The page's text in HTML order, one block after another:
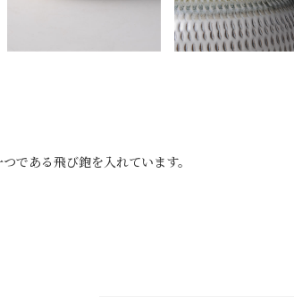
である飛び鉋を入れています。